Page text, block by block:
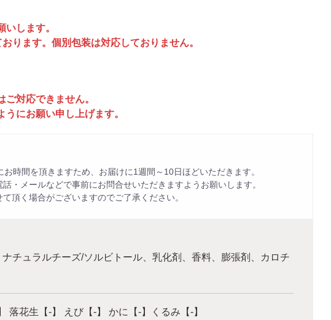
します。
ります。個別包装は対応しておりません。
対応できません。
にお願い申し上げます。
時間を頂きますため、お届けに1週間～10日ほどいただきます。
・メールなどで事前にお問合せいただきますようお願いします。
頂く場合がございますのでご了承ください。
チュラルチーズ/ソルビトール、乳化剤、香料、膨張剤、カロチ
落花生【-】 えび【-】 かに【-】くるみ【-】